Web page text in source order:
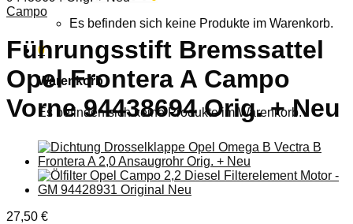
Es befinden sich keine Produkte im Warenkorb.
0
Warenkorb
Es befinden sich keine Produkte im Warenkorb.
Campo
Führungsstift Bremssattel
Opel Frontera A Campo
Vorne 94438694 Orig. + Neu
27,50 €